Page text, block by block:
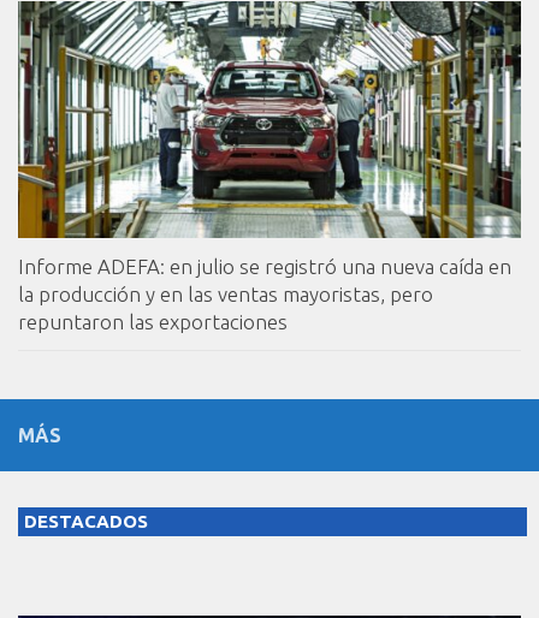
Informe ADEFA: en julio se registró una nueva caída en
la producción y en las ventas mayoristas, pero
repuntaron las exportaciones
MÁS
DESTACADOS